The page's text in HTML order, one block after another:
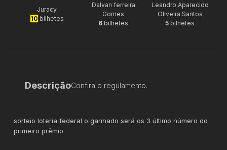
Juracy
10 bilhetes
Dalvan ferreira
Gomes
6 bilhetes
Leandro Aparecido
Oliveira Santos
5 bilhetes
DescriçãoConfira o regulamento.
sorteio loteria federal o ganhado será os 3 último número do
primeiro prêmio